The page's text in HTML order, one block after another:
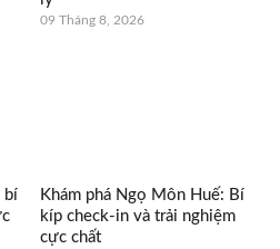
09 Tháng 8, 2026
bí
Khám phá Ngọ Môn Huế: Bí
kíp check-in và trải nghiệm
cực chất